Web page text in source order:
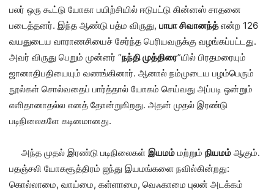
பலர் ஒரு கூட்டு யோகா பயிற்சியில் ஈடுபட்டு கின்னஸ் சாதனை
படைத்தனர். இந்த ஆண்டு பத்ம விருது, பாபா சிவானந்த்என்ற 126
வயதுடைய வாராணசியைச் சேர்ந்த பெரியவருக்கு வழங்கப்பட்டது.
அவர் விருது பெறும் முன்னர் “நந்தி முத்திரை”யில் பிரதமரையும்
ஜானாதிபதியையும் வணங்கினார். ஆனால் நம்முடைய பழம்பெரும்
நூல்கள் சொல்வதைப் பார்த்தால் யோகம் செய்வது அப்படி ஒன்றும்
எளிதானாதல்ல எனத் தோன்றுகிறது. அதன் முதல் இரண்டு
படிநிலைகளே கடினமானது.
அந்த முதல் இரண்டு படிநிலைகள் இயமம் மற்றும் நியமம் ஆகும்.
பதஞ்சலி யோகசூத்திரம் ஐந்து இயமங்களை நவில்கின்றது:
கொல்லாமை, வாய்மை, கள்ளாமை, வெஃகாமை புலன் அடக்கம்